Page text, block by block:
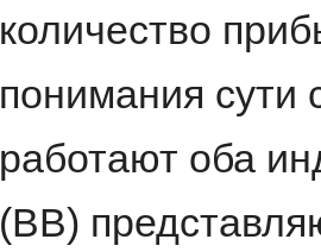
количество
понимания сути
работают оба
(ВВ)